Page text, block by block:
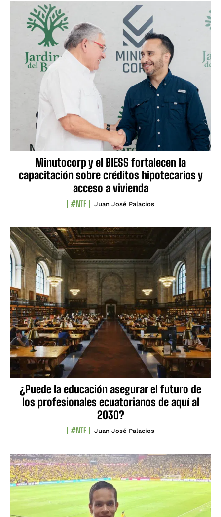
Minutocorp y el BIESS fortalecen la
capacitación sobre créditos hipotecarios y
acceso a vivienda
#NTF Juan José Palacios
¿Puede la educación asegurar el futuro de
los profesionales ecuatorianos de aquí al
2030?
#NTF Juan José Palacios